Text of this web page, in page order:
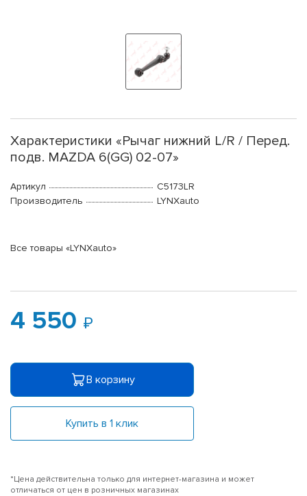
Характеристики «Рычаг нижний L/R / Перед.
подв. MAZDA 6(GG) 02-07»
Артикул
C5173LR
Производитель
LYNXauto
Все товары «LYNXauto»
4 550
В корзину
Купить в 1 клик
*Цена действительна только для интернет-магазина и может
отличаться от цен в розничных магазинах